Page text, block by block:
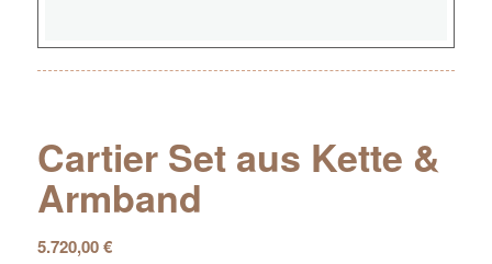
Cartier Set aus Kette &
Armband
5.720,00€